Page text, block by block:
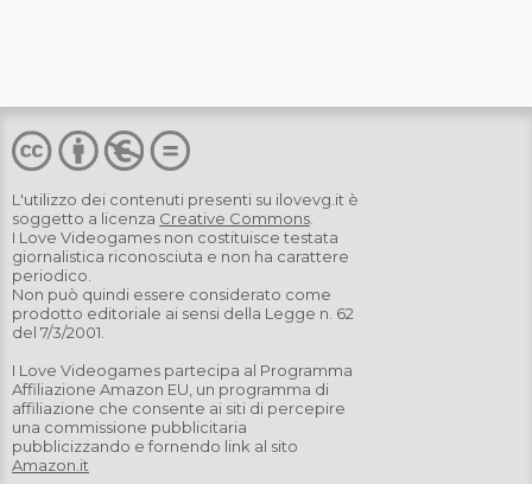
L'utilizzo dei contenuti presenti su ilovevg.it è
soggetto a licenza Creative Commons
I Love Videogames non costituisce testata
giornalistica riconosciuta e non ha carattere
periodico.
Non può quindi essere considerato come
prodotto editoriale ai sensi della Legge n. 62
del 7/3/2001.
I Love Videogames partecipa al Programma
Affiliazione Amazon EU, un programma di
affiliazione che consente ai siti di percepire
una commissione pubblicitaria
pubblicizzando e fornendo link al sito
Amazon.it